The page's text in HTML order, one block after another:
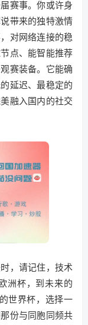
赛事。你或许身
带来的独特激情
对网络连接的稳
点、能智能推荐
赛装备。它能确
延迟、最稳定的
融入国内的社交
，请记住，技术
洲杯，到未来的
世界杯，选择一
份与同胞同频共